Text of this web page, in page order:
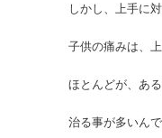
しかし、上手に
子供の痛みは、
ほとんどが、あ
治る事が多いんで